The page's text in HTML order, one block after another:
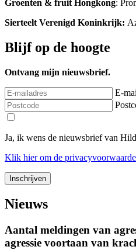
Groenten & fruit Hongkong:
Sierteelt Verenigd Koninkrijk:
Blijf op de hoogte
Ontvang mijn nieuwsbrief.
E-
Ja, ik wens de nieuwsbrief van
Klik hierom de
Nieuws
Aantal meldingen van
agressie voortaan van